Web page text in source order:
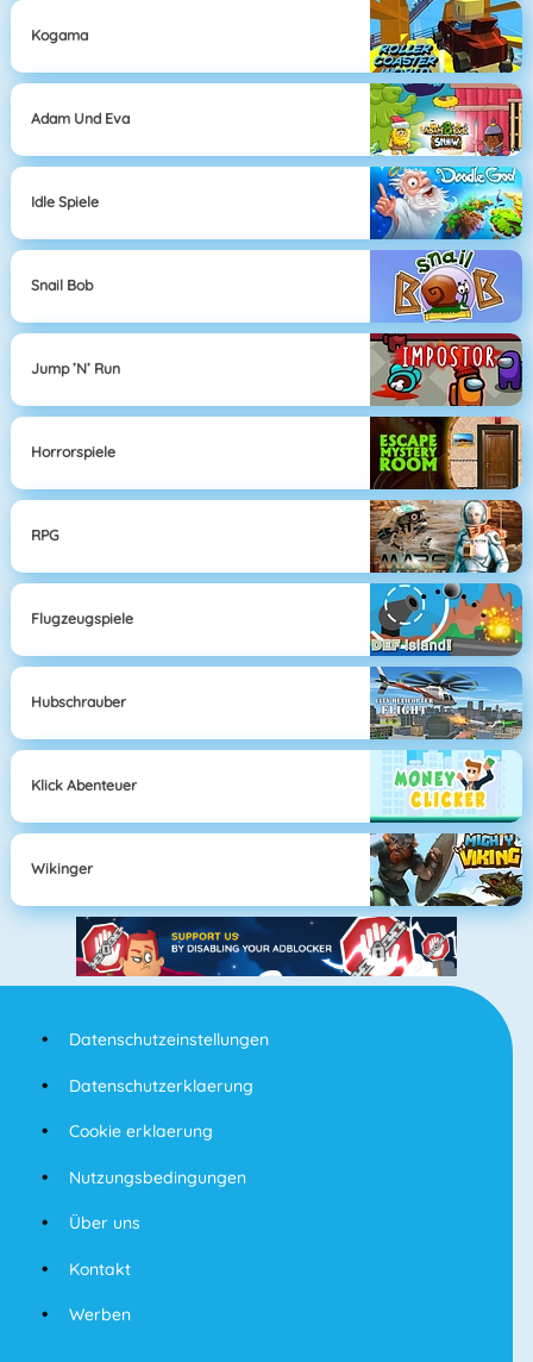
Kogama
Adam Und Eva
Idle Spiele
Snail Bob
Jump ’n’ Run
Horrorspiele
RPG
Flugzeugspiele
Hubschrauber
Klick Abenteuer
Wikinger
Datenschutzeinstellungen
Datenschutzerklaerung
Cookie erklaerung
Nutzungsbedingungen
Über uns
Kontakt
Werben